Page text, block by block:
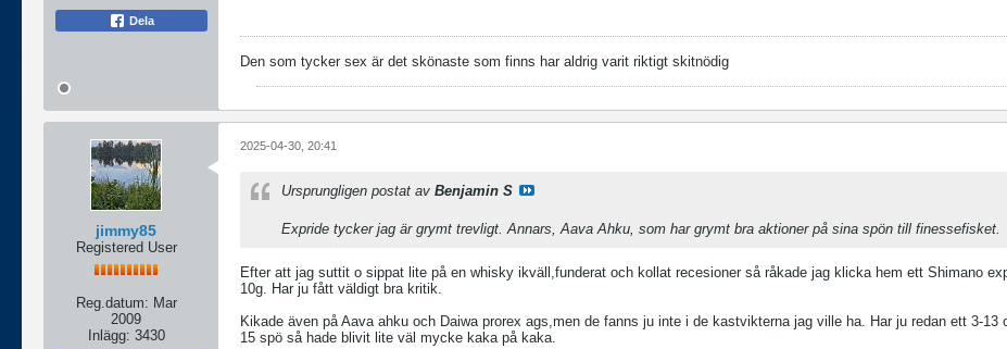
Dela
Den som tycker sex är det skönaste som finns har aldrig varit riktigt skitnödig
jimmy85
Registered User
Reg.datum: Mar
2009
Inlägg: 3430
2025-04-30, 20:41
Ursprungligen postat av Benjamin S
Expride tycker jag är grymt trevligt. Annars, Aava Ahku, som har grymt bra aktioner på sina spön till finessefisket.
Efter att jag suttit o sippat lite på en whisky ikväll,funderat och kollat recesioner så råkade jag klicka hem ett Shimano
10g. Har ju fått väldigt bra kritik.
Kikade även på Aava ahku och Daiwa prorex ags,men de fanns ju inte i de kastvikterna jag ville ha. Har ju redan ett 3-13
15 spö så hade blivit lite väl mycke kaka på kaka.